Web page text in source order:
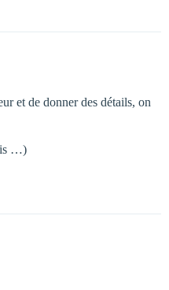
et de donner des détails, on
…)